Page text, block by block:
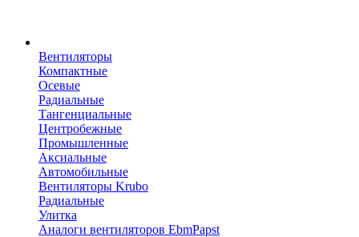
Вентиляторы
Компактные
Осевые
Радиальные
Тангенциальные
Центробежные
Промышленные
Аксиальные
Автомобильные
Вентиляторы Krubo
Радиальные
Улитка
Аналоги вентиляторов EbmPapst